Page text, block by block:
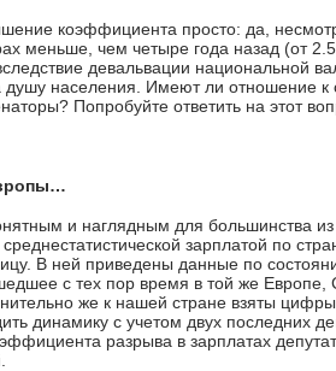
коэффициента просто: да,
меньше, чем четыре года назад (от
девальвации национальной
душу населения. Имеют ли отношение к
Попробуйте ответить на этот
и наглядным для большинства
зарплатой по
В ней приведены данные по
с тех пор время в той же
же к нашей стране взяты
динамику с учетом двух последних
разрыва в зарплатах